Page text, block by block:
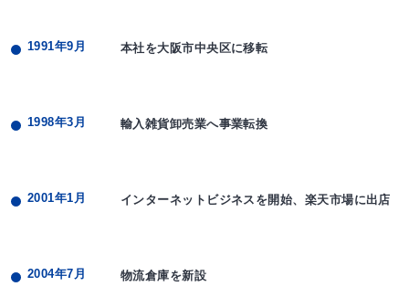
1991年9月 本社を大阪市中央区に移転
1998年3月 輸入雑貨卸売業へ事業転換
2001年1月 インターネットビジネスを開始、楽天市場に出店
2004年7月 物流倉庫を新設